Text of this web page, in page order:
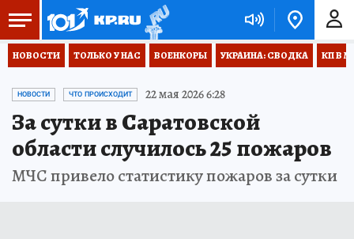
НОВОСТИ ТОЛЬКО У НАС ВОЕНКОРЫ УКРАИНА: СВОДКА КП В
НОВОСТИ ЧТО ПРОИСХОДИТ 22 мая 2026 6:28
За сутки в Саратовской
области случилось 25 пожаров
МЧС привело статистику пожаров за сутки